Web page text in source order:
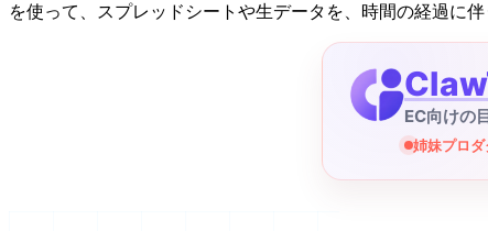
を使って、スプレッドシートや生データを、時間の経過に
EC向けの
姉妹プロ